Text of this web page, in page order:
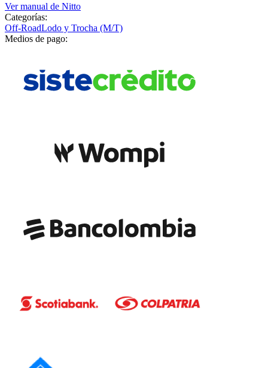
Ver manual de Nitto
Categorías:
Off-RoadLodo y Trocha (M/T)
Medios de pago: